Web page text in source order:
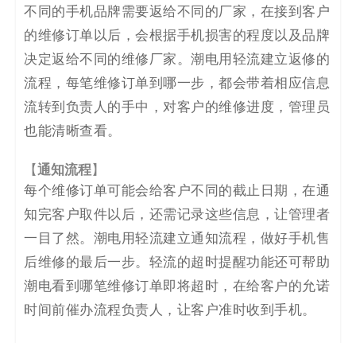
不同的手机品牌需要返给不同的厂家，在接到客户
的维修订单以后，会根据手机损害的程度以及品牌
决定返给不同的维修厂家。潮电用轻流建立返修的
流程，每笔维修订单到哪一步，都会带着相应信息
流转到负责人的手中，对客户的维修进度，管理员
也能清晰查看。
【通知流程】
每个维修订单可能会给客户不同的截止日期，在通
知完客户取件以后，还需记录这些信息，让管理者
一目了然。潮电用轻流建立通知流程，做好手机售
后维修的最后一步。轻流的超时提醒功能还可帮助
潮电看到哪笔维修订单即将超时，在给客户的允诺
时间前催办流程负责人，让客户准时收到手机。